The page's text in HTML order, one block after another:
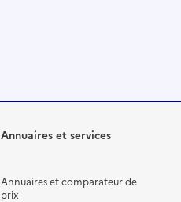
Annuaires et services
Annuaires et comparateur de
prix